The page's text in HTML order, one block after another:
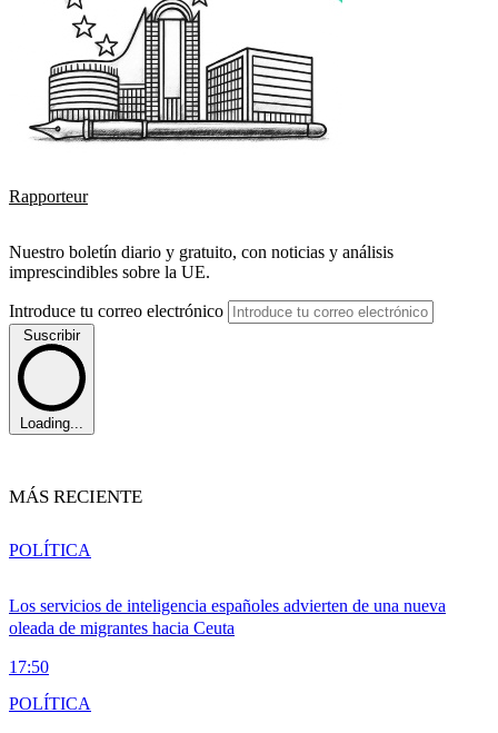
Rapporteur
Nuestro boletín diario y gratuito, con noticias y análisis
imprescindibles sobre la UE.
Introduce tu correo electrónico
Suscribir
Loading...
MÁS RECIENTE
Los servicios de inteligencia españoles advierten de una nueva
oleada de migrantes hacia Ceuta
17:50
POLÍTICA
POLÍTICA